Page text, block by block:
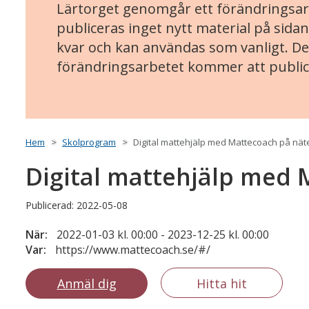
Lärtorget genomgår ett
publiceras inget nytt material på
kvar och kan användas som vanligt.
förändringsarbetet kommer att
Hem Skolprogram Digital mattehjälp med Mattecoach på
Digital mattehjälp med
Publicerad: 2022-05-08
När:
2022-01-03 kl. 00:00 - 2023-12-25 kl. 00:00
Var:
https://www.mattecoach.se/#/
Anmäl dig Hitta hit